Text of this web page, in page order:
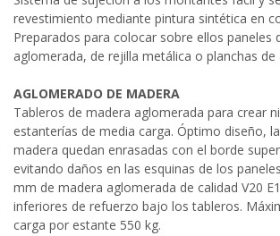
revestimiento mediante pintura sintética en
Preparados para colocar sobre ellos paneles
aglomerada, de rejilla metálica o planchas de
AGLOMERADO DE MADERA
Tableros de madera aglomerada para crear
estanterías de media carga. Óptimo diseño,
madera quedan enrasadas con el borde
evitando daños en las esquinas de los
mm de madera aglomerada de calidad V20
inferiores de refuerzo bajo los tableros.
carga por estante 550 kg.